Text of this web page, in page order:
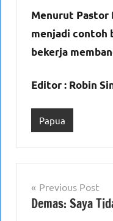
Menurut Pastor
menjadi contoh
bekerja
Editor : Robin
Papua
Navigasi
pos
Previous Post
Demas: Saya